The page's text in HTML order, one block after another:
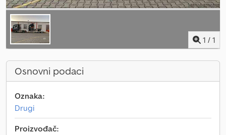
1 / 1
Osnovni podaci
Oznaka:
Drugi
Proizvođač: